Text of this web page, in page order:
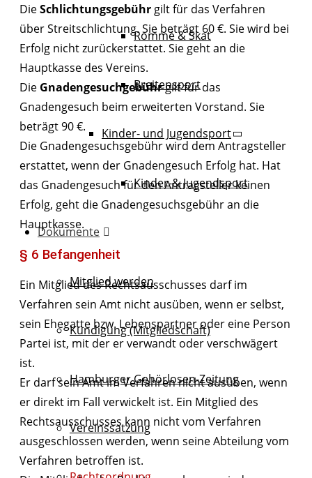
Rommé & Skat
Breitensport
Kinder- und Jugendsport
Kinder-& Jugendsport
Dokumente
Mitglied werden
Kündigung (Mitgliedschaft)
Hamburger Gehörlosen-Zeitung
Vereinssatzung
DieSchlichtungsgebühr gilt für das Verfahren
über Streitschlichtung. Sie beträgt 60 €. Sie wird bei
Erfolg nicht zurückerstattet. Sie geht an die
Hauptkasse des Vereins.
Die Gnadengesuchgebührgilt für das
Gnadengesuch beim erweiterten Vorstand. Sie
beträgt 90 €.
Die Gnadengesuchsgebühr wird dem Antragsteller
erstattet, wenn der Gnadengesuch Erfolg hat. Hat
das Gnadengesuch für den Antragsteller keinen
Erfolg, geht die Gnadengesuchsgebühr an die
Hauptkasse.
§ 6 Befangenheit
Ein Mitglied des Rechtsausschusses darf im
Verfahren sein Amt nicht ausüben, wenn er selbst,
sein Ehegatte bzw. Lebenspartner oder eine Person
Partei ist, mit der er verwandt oder verschwägert
ist.
Er darf sein Amt im Verfahren nicht ausüben, wenn
er direkt im Fall verwickelt ist. Ein Mitglied des
Rechtsausschusses kann nicht vom Verfahren
ausgeschlossen werden, wenn seine Abteilung vom
Verfahren betroffen ist.